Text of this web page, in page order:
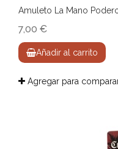
Amuleto La Mano
7,00 €
Añadir al carrito
Agregar para